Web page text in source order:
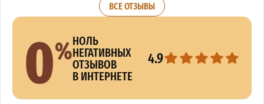
ВСЕ ОТЗЫВЫ
0%НОЛЬ
НЕГАТИВНЫХ
ОТЗЫВОВ
В ИНТЕРНЕТЕ
4.9